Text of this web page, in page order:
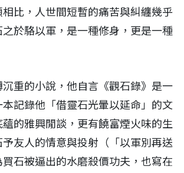
比，人世間短暫的痛苦與糾纏幾乎
於駱以軍，是一種修身，更是一種
重的小說，他自言《觀石錄》是一
記錄他「借靈石光暈以延命」的文
的雅興閒談，更有饒富煙火味的生
友人的情意與投射（「以軍別再送
石被逼出的水磨殺價功夫，也寫在